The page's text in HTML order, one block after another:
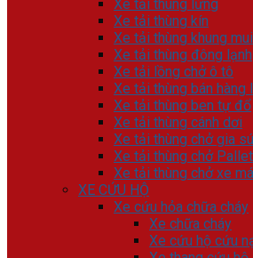
Xe tải thùng lửng
Xe tải thùng kín
Xe tải thùng khung
Xe tải thùng đông lạnh
Xe tải lồng chở ô tô
Xe tải thùng bán hàng
Xe tải thùng ben tự đổ
Xe tải thùng cánh dơi
Xe tải thùng chở gia
Xe tải thùng chở Pallet
Xe tải thùng chở xe
XE CỨU HỘ
Xe cứu hỏa chữa cháy
Xe chữa cháy
Xe cứu hộ cứu